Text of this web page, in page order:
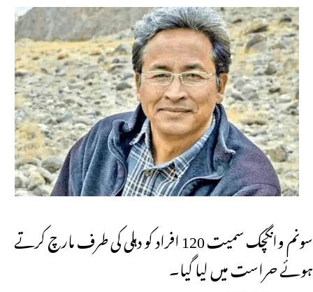
سونم وانگچک سمیت 120 افراد کو دہلی کی طرف مارچ کرتے
ہوئے حراست میں لیا گیا۔